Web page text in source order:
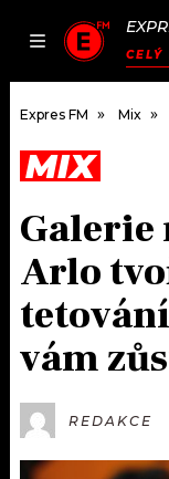
CELÝ
DOMŮ
ČLÁNKY
HUDBA
ROZHOVORY
PODCASTY
JAK
RÁDIO
APLIKACE
SOUTĚŽE
Expres FM Mix
MIX
Galerie
Arlo
vám
REDAKCE